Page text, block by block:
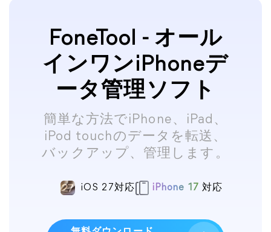
FoneTool - オール
インワンiPhoneデ
ータ管理ソフト
簡単な方法でiPhone、iPad、
iPod touchのデータを転送、
バックアップ、管理します。
iOS 27対応 iPhone 17 対応